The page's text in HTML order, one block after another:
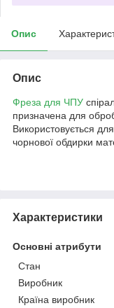
Опис
Опис
Фреза для ЧПУ
призначена для
Використовується
чорнової обдирки
Характеристики
Основні атрибути
Стан
Виробник
Країна виробник